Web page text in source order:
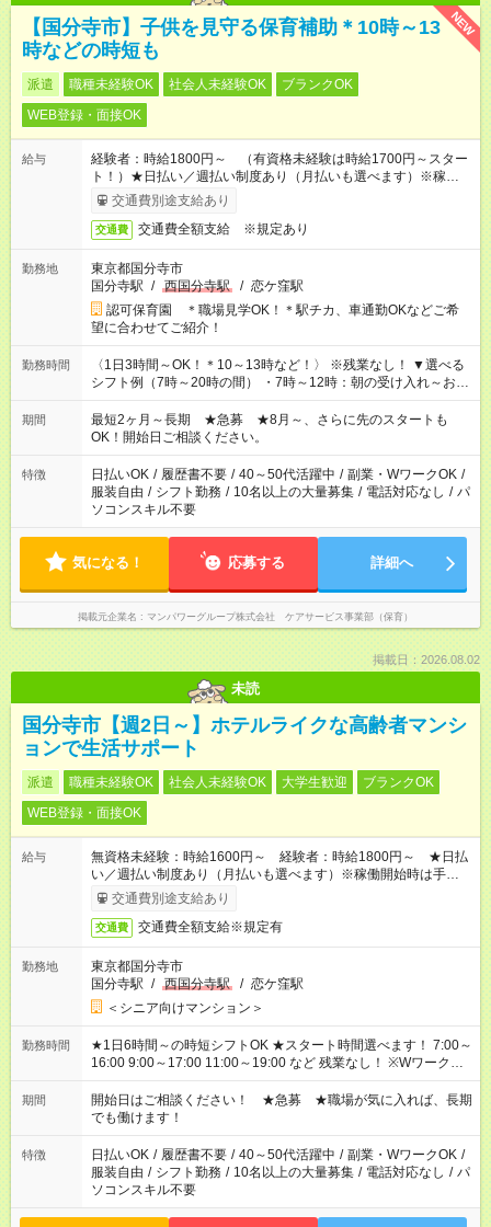
NEW
【国分寺市】子供を見守る保育補助＊10時～13
時などの時短も
派遣 職種未経験OK 社会人未経験OK
ブランクOK
WEB登録・面接OK
給与
経験者：時給1800円～ （有資格未経験は時給1700円～スター
ト！）★日払い／週払い制度あり（月払いも選べます）※稼働開
始時は手続き完了次第のお支払いとなります★フルタイムできる
方は100円アップ！
交通費別途支給あり
交通費 交通費全額支給 ※規定あり
勤務地
東京都国分寺市
国分寺駅 / 西国分寺駅 / 恋ケ窪駅
認可保育園 ＊職場見学OK！＊駅チカ、車通勤OKなどご希
望に合わせてご紹介！
勤務時間
〈1日3時間～OK！＊10～13時など！〉 ※残業なし！ ▼選べる
シフト例（7時～20時の間） ・7時～12時：朝の受け入れ～お昼
の準備 ・10時～13時：園児の見守り～お昼の補助 ・9時～16
時：帰りの会まで！子供の成長を見守る ・15時～20時：夜のお
迎えサポート
期間
最短2ヶ月～長期 ★急募 ★8月～、さらに先のスタートも
OK！開始日ご相談ください。
特徴 日払いOK / 履歴書不要 / 40～50代活躍中 / 副業・WワークOK /
服装自由 / シフト勤務 / 10名以上の大量募集 / 電話対応なし / パ
ソコンスキル不要
気になる！ 応募する 詳細へ
掲載元企業名 マンパワーグループ株式会社 ケアサービス事業部（保育）
掲載日：2026.08.02
未読
国分寺市【週2日～】ホテルライクな高齢者マンシ
ョンで生活サポート
派遣 職種未経験OK 社会人未経験OK 大学生歓迎
ブランクOK
WEB登録・面接OK
給与
無資格未経験：時給1600円～ 経験者：時給1800円～ ★日払
い／週払い制度あり（月払いも選べます）※稼働開始時は手続き
完了次第のお支払いとなります。
交通費別途支給あり
交通費 交通費全額支給※規定有
勤務地
東京都国分寺市
国分寺駅 / 西国分寺駅 / 恋ケ窪駅
＜シニア向けマンション＞
勤務時間
★1日6時間～の時短シフトOK ★スタート時間選べます！ 7:00～
16:00 9:00～17:00 11:00～19:00 など 残業なし！ ※Wワークの
場合、他のお仕事と合わせ週40時間超の就業はご案内できませ
ん ※法令に基づき、週20時間以上勤務は社会保険への加入対象
となります ※労働者派遣法（日雇い派遣の原則禁止）により、
短時間・短期間の就業はご案内が難しい場合があります
期間
開始日はご相談ください！ ★急募 ★職場が気に入れば、長期
でも働けます！
特徴 日払いOK / 履歴書不要 / 40～50代活躍中 / 副業・WワークOK /
服装自由 / シフト勤務 / 10名以上の大量募集 / 電話対応なし / パ
ソコンスキル不要